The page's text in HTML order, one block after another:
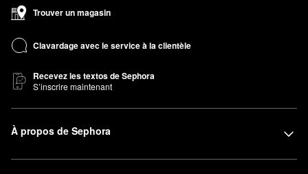
Trouver un magasin
Clavardage avec le service à la clientèle
Recevez les textos de Sephora
S’inscrire maintenant
À propos de Sephora